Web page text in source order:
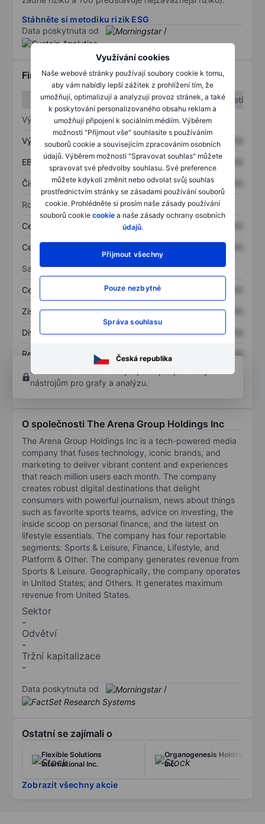
Využívání cookies
Naše webové stránky používají soubory cookie k tomu,
aby vám nabídly lepší zážitek z prohlížení tím, že
umožňují, optimalizují a analyzují provoz stránek, a také
k poskytování personalizovaného obsahu reklam a
umožňují připojení k sociálním médiím. Výběrem
možnosti "Přijmout vše" souhlasíte s používáním
souborů cookie a souvisejícím zpracováním osobních
údajů. Výběrem možnosti "Spravovat souhlas" můžete
spravovat své předvolby souhlasu. Své preference
můžete kdykoli změnit nebo odvolat svůj souhlas
prostřednictvím stránky se zásadami používání souborů
cookie. Prohlédněte si prosím naše zásady používání
souborů cookie cookie a naše zásady ochrany osobních
údajů.
Přijmout všechny
Pouze nezbytné
Správa souhlasu
Česká republika
Stáhněte si metodiku rizik ESG
Data poskytnuta od
/
Finanční informace
1. čtvrtletí
2. čtvrtletí
Výkaz zisku a ztráty
Výnos XXXXXXX XXXXXXX
EBITDA XXXXXXX XXXXXXX
Čistý příjem XXXXXXX XXXXXXX
Rozvaha
Celková aktiva
Celkový dluh XXXXXXX
Sazby
Cena/tržby XXXXXXX
Zisk na akcii XXXXXXX XXXXXXX
Dividenda na akcii XXXXXXX XXXXXXX
Rentabilita kapitálu XXXXXXX
XXXXXXX
Otevřete si účet
nástrojům pro grafy a analýzu.
O společnosti The Arena Group Holdings Inc
The Arena Group Holdings Inc is a tech-powered media
company that fuses technology, iconic brands, and
marketing to deliver vibrant content and experiences
that reach million users each month. The company
creates robust digital destinations that delight
consumers with powerful journalism, news about things
such as favorite sports teams, advice on investing, the
inside scoop on personal finance, and the latest on
lifestyle essentials. The company has four reportable
segments: Sports & Leisure, Finance, Lifestyle, and
Platform & Other. The company generates revenue from
Sports & Leisure. Geographically, the company operates
in United States; and Others. It generates maximum
revenue from United States.
Sektor
-
Odvětví
-
Tržní kapitalizace
-
Data poskytnuta od /
Ostatní se zajímali o
Flexible Solutions
International Inc.
Organogenesis Holdings
Inc.
Zobrazit všechny akcie